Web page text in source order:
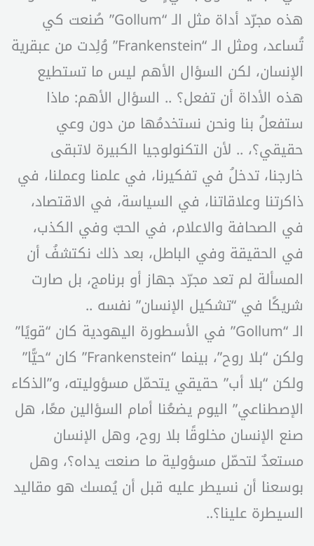
هذه مجرّد أداة مثل الـ “Gollum” صُنعت كي
تُساعد، ومثل الـ “Frankenstein” وُلِدت من عبقرية
الإنسان، لكن السؤال الأهم ليس ما تستطيع
هذه الأداة أن تفعل؟ .. السؤال الأهم: ماذا
ستفعلُ بنا ونحن نستخدمُها من دون وعي
حقيقي؟، .. لأن التكنولوجيا الكبيرة لاتبقى
خارجنا، تدخلُ في تفكيرنا، في علمنا وعملنا، في
ذاكرتنا وعلاقاتنا، في السياسة، في الاقتصاد،
في الصحافة والاعلام، في الحبّ وفي الكذب،
في الحقيقة وفي الباطل، بعد ذلك نكتشفُ أن
المسألة لم تعد مجرّد جهاز أو برنامج، بل صارت
شريكًا في “تشكيل الإنسان” نفسه ..
الـ “Gollum” في الأسطورة اليهودية كان “قويًا”
ولكن “بلا روح”، بينما “Frankenstein” كان “حيًّا”
ولكن “بلا أب” حقيقي يتحمّل مسؤوليته، و”الذكاء
الإصطناعي” اليوم يضعُنا أمام السؤالين معًا، هل
صنع الإنسان مخلوقًا بلا روح، وهل الإنسان
مستعدٌ لتحمّل مسؤولية ما صنعت يداه؟، وهل
بوسعنا أن نسيطر عليه قبل أن يُمسك هو مقاليد
السيطرة علينا؟..